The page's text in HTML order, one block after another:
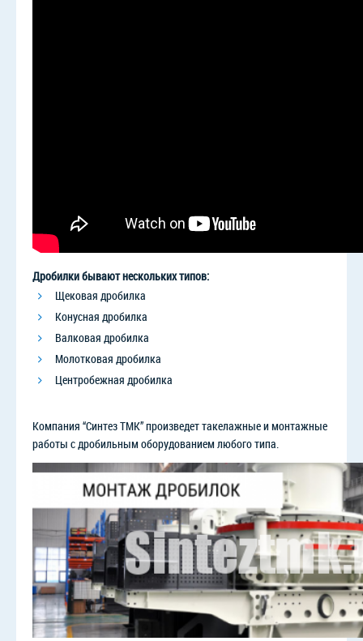
Дробилки бывают нескольких типов:
Щековая дробилка
Конусная дробилка
Валковая дробилка
Молотковая дробилка
Центробежная дробилка
Компания “Синтез ТМК” произведет такелажные и монтажные
работы с дробильным оборудованием любого типа.